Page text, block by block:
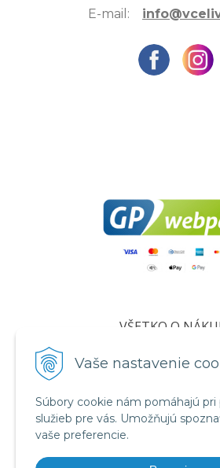
Vaše nastavenie
Súbory cookie nám pomáhajú
služieb pre vás. Umožňujú
vaše preferencie.
E-mail:
VŠETKO O
Certifikáty
Ochrana osobných
Informácie o